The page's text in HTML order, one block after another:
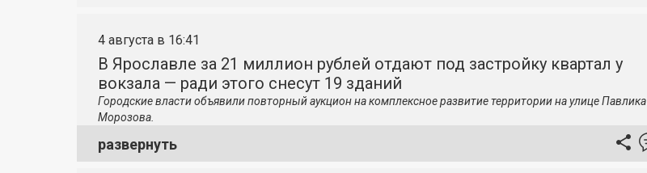
4 августа в 16:41
В Ярославле за 21 миллион рублей отдают под застройку квартал у
вокзала — ради этого снесут 19 зданий
Городские власти объявили повторный аукцион на комплексное развитие территории на улице Павлика
Морозова.
развернуть